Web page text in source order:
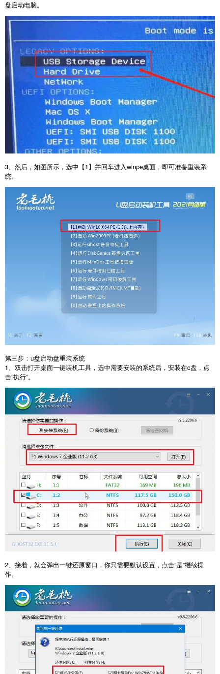
盘启动电脑。
3、然后，如图所示，选中【1】并回车进入winpe桌面，即可准备重装系
统。
第三步：u盘启动盘重装系统
1、双击打开桌面一键装机工具，选中需要安装的系统后，安装在c盘，点
击“执行”。
2、接着，就会弹出一键还原窗口，你只需要默认设置，点击“是”继续操
作。